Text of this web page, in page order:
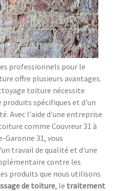
professionnels pour le
offre plusieurs avantages.
toiture nécessite
spécifiques et d'un
Avec l'aide d'une entreprise
comme Couvreur 31 à
Garonne 31, vous
travail de qualité et d'une
contre les
produits que nous utilisons
de toiture, le traitement